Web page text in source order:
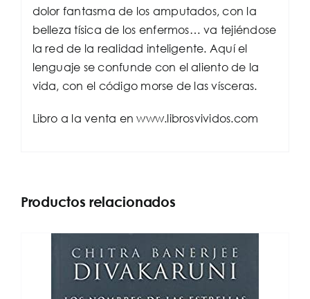
dolor fantasma de los amputados, con la
belleza tísica de los enfermos… va tejiéndose
la red de la realidad inteligente. Aquí el
lenguaje se confunde con el aliento de la
vida, con el código morse de las vísceras.
Libro a la venta en www.librosvividos.com
Productos relacionados